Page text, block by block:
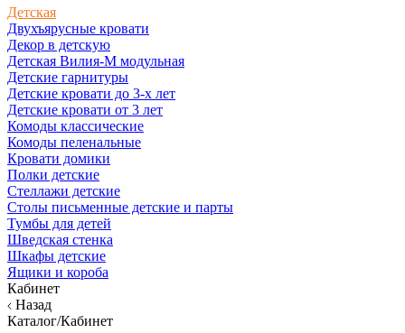
Детская
Двухъярусные кровати
Декор в детскую
Детская Вилия-М модульная
Детские гарнитуры
Детские кровати до 3-х лет
Детские кровати от 3 лет
Комоды классические
Комоды пеленальные
Кровати домики
Полки детские
Стеллажи детские
Столы письменные детские и парты
Тумбы для детей
Шведская стенка
Шкафы детские
Ящики и короба
Кабинет
Назад
Каталог/Кабинет